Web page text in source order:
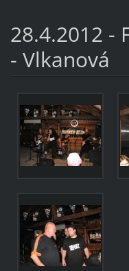
28.4.2012 -
- Vlkanová